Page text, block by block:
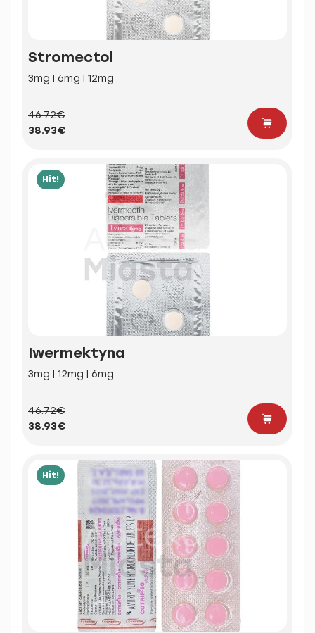
Stromectol
3mg | 6mg | 12mg
46.72€
38.93€
Hit!
Iwermektyna
3mg | 12mg | 6mg
46.72€
38.93€
Hit!